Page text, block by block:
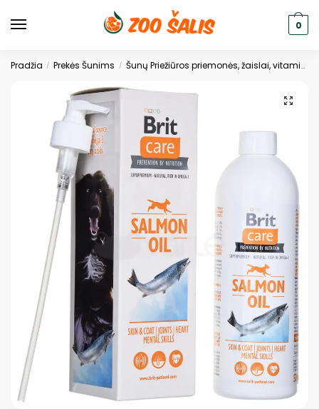
0
Pradžia / Prekės Šunims / Šunų Priežiūros priemonės, žaislai, vitaminai